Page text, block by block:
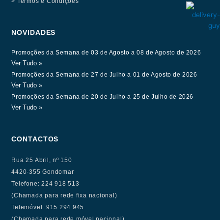
NOVIDADES
Promoções da Semana de 03 de Agosto a 08 de Agosto de 2026
Ver Tudo »
Promoções da Semana de 27 de Julho a 01 de Agosto de 2026
Ver Tudo »
Promoções da Semana de 20 de Julho a 25 de Julho de 2026
Ver Tudo »
CONTACTOS
Rua 25 Abril, nº 150
4420-355 Gondomar
Telefone: 224 918 513
(Chamada para rede fixa nacional)
Telemóvel: 915 294 945